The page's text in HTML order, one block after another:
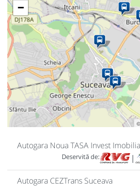
−
Autogara Noua TASA Invest
Deservită de: |
Autogara CEZTrans Suceava